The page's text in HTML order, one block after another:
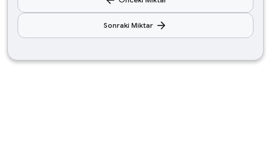
Sonraki Miktar arrow_forward